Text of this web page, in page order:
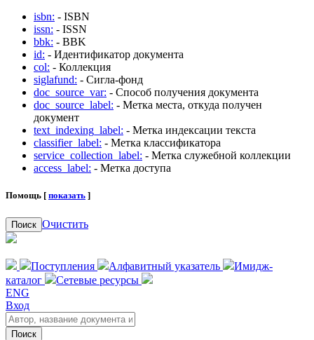
isbn: - ISBN
issn: - ISSN
bbk: - BBK
id: - Идентификатор документа
col: - Коллекция
siglafund: - Сигла-фонд
doc_source_var: - Способ получения документа
doc_source_label: - Метка места, откуда получен
документ
text_indexing_label: - Метка индексации текста
classifier_label: - Метка классификатора
service_collection_label: - Метка служебной коллекции
access_label: - Метка доступа
Помощь [ показать ]
Поиск Очистить
Поступления Алфавитный указатель
Имидж-
каталог
Сетевые ресурсы
ENG
Вход
Поиск